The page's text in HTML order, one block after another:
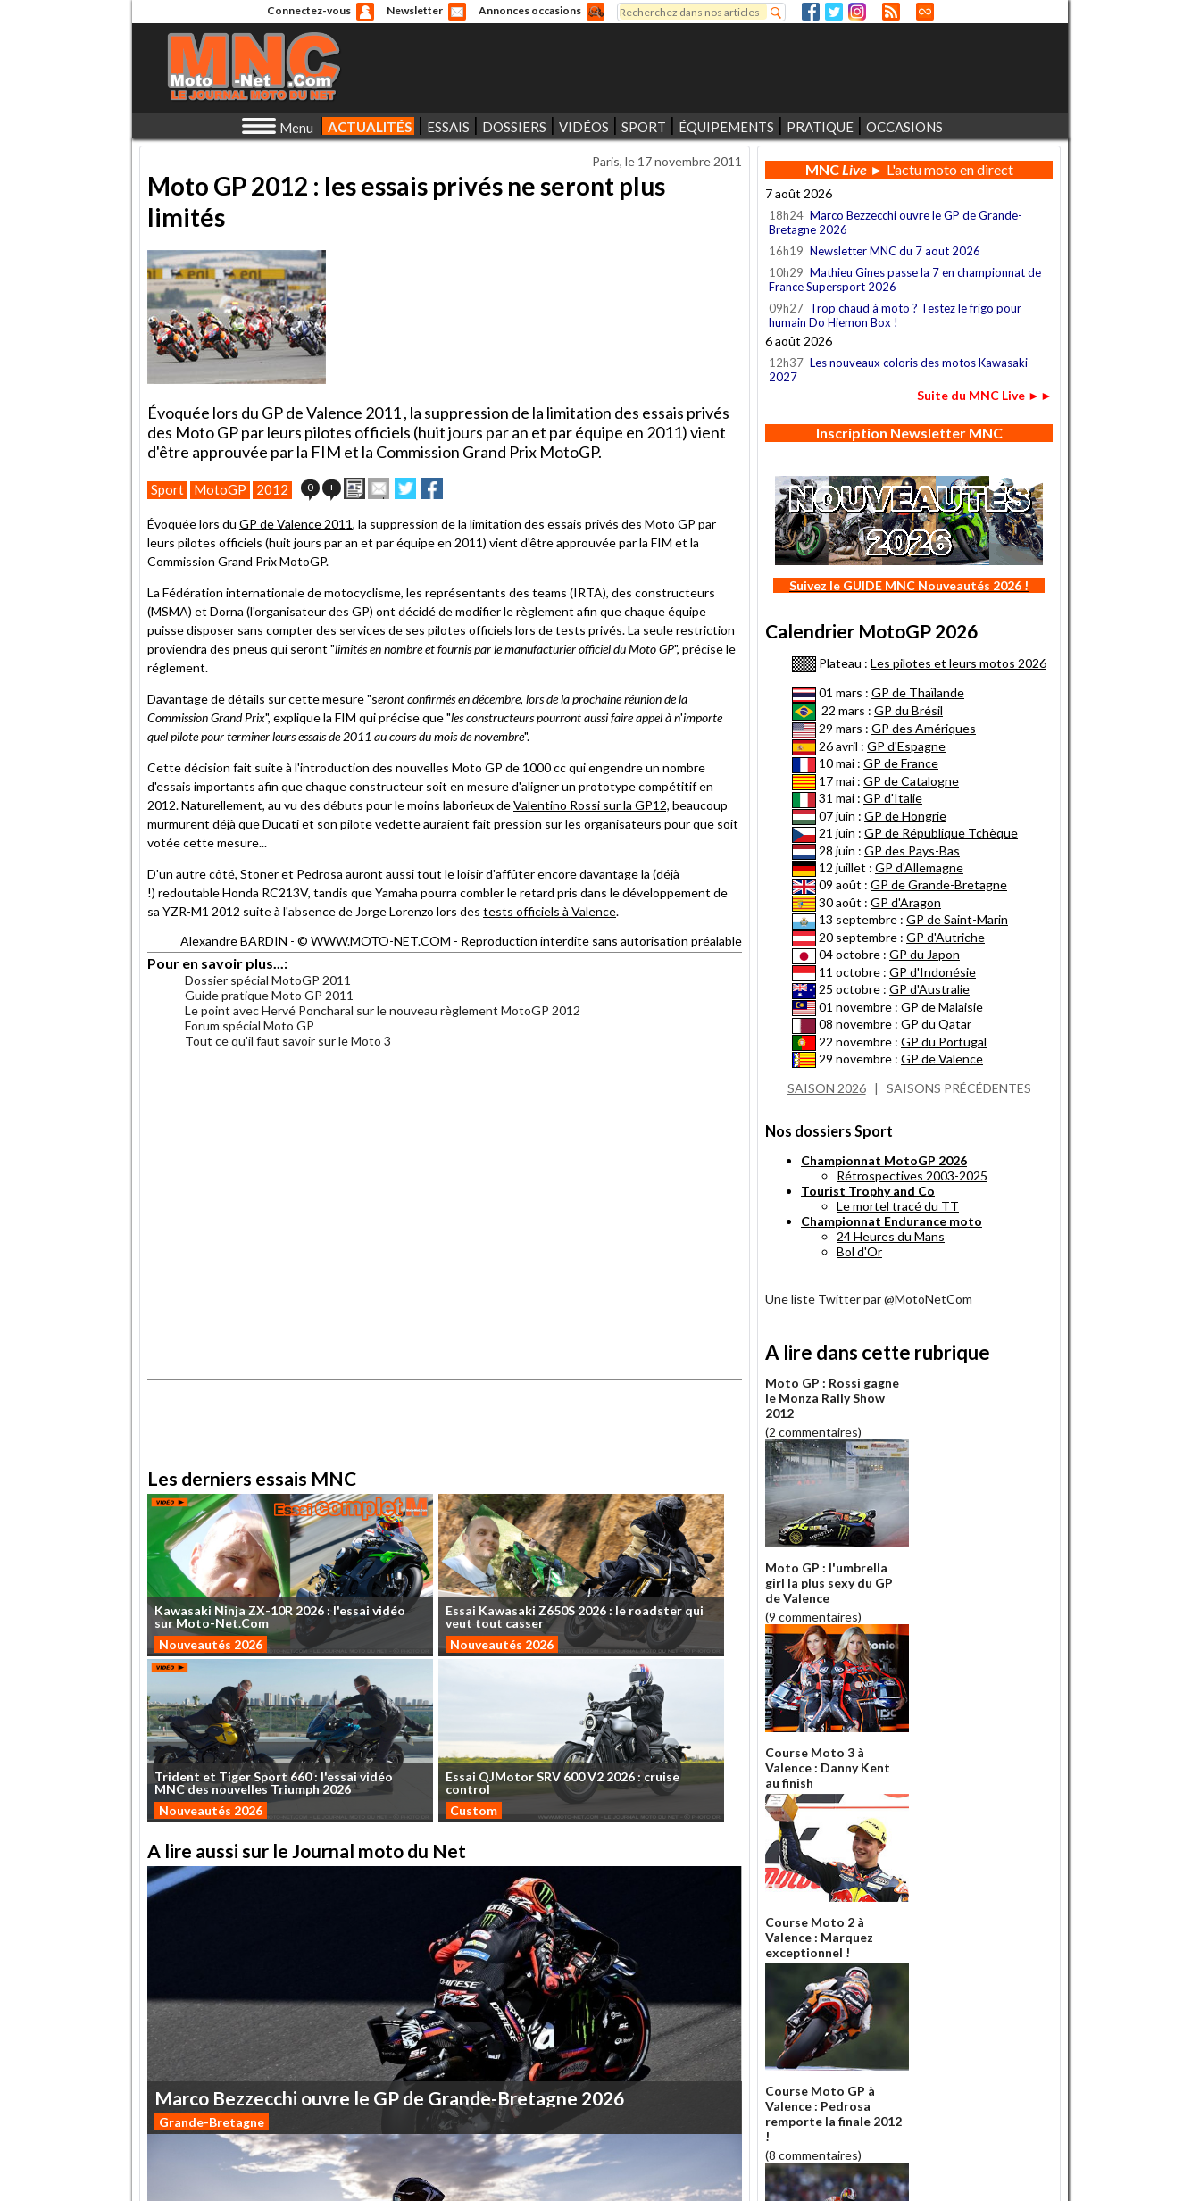
Connectez-vous Newsletter Annonces occasions
Formulaire de recherche
Rechercher
Menu ACTUALITÉS ESSAIS DOSSIERS VIDÉOS SPORT ÉQUIPEMENTS PRATIQUE OCCASIONS
Paris, le 17 novembre 2011
Moto GP 2012 : les essais privés ne seront plus
limités
Évoquée lors du GP de Valence 2011 , la suppression de la limitation des essais privés
des Moto GP par leurs pilotes officiels (huit jours par an et par équipe en 2011) vient
d'être approuvée par la FIM et la Commission Grand Prix MotoGP.
Sport MotoGP 2012 0 + ImprimerEnvoyer
cet
à
un
Partager
sur
sur
Évoquée lors du GP de Valence 2011, la suppression de la limitation des essais privés des Moto GP par
leurs pilotes officiels (huit jours par an et par équipe en 2011) vient d'être approuvée par la FIM et la
Commission Grand Prix MotoGP.
La Fédération internationale de motocyclisme, les représentants des teams (IRTA), des constructeurs
(MSMA) et Dorna (l'organisateur des GP) ont décidé de modifier le règlement afin que chaque équipe
puisse disposer sans compter des services de ses pilotes officiels lors de tests privés. La seule restriction
proviendra des pneus qui seront "limités en nombre et fournis par le manufacturier officiel du Moto GP", précise le
réglement.
Davantage de détails sur cette mesure "seront confirmés en décembre, lors de la prochaine réunion de la
Commission Grand Prix", explique la FIM qui précise que "les constructeurs pourront aussi faire appel à n'importe
quel pilote pour terminer leurs essais de 2011 au cours du mois de novembre".
Cette décision fait suite à l'introduction des nouvelles Moto GP de 1000 cc qui engendre un nombre
d'essais importants afin que chaque constructeur soit en mesure d'aligner un prototype compétitif en
2012. Naturellement, au vu des débuts pour le moins laborieux deValentino Rossi sur la GP12, beaucoup
murmurent déjà que Ducati et son pilote vedette auraient fait pression sur les organisateurs pour que soit
votée cette mesure...
D'un autre côté, Stoner et Pedrosa auront aussi tout le loisir d'affûter encore davantage la (déjà
!) redoutable Honda RC213V, tandis que Yamaha pourra combler le retard pris dans le développement de
sa YZR-M1 2012 suite à l'absence de Jorge Lorenzo lors des tests officiels à Valence.
Alexandre BARDIN - © WWW.MOTO-NET.COM - Reproduction interdite sans autorisation préalable
Pour en savoir plus...:
Dossier spécial MotoGP 2011
Guide pratique Moto GP 2011
Le point avec Hervé Poncharal sur le nouveau règlement MotoGP 2012
Forum spécial Moto GP
Tout ce qu'il faut savoir sur le Moto 3
Les derniers essais MNC
Kawasaki NinjaZX-10R 2026 : l'essai vidéo
sur Moto-Net.Com
Nouveautés 2026
Essai Kawasaki Z650S2026: le roadster qui
veut tout casser
Nouveautés 2026
Trident et TigerSport 660: l'essaividéo
MNCdesnouvelles Triumph2026
Nouveautés 2026
Essai QJMotorSRV 600V2 2026: cruise
control
Custom
A lire aussi sur le Journal moto du Net
Marco Bezzecchi ouvre le GP de Grande-Bretagne 2026
Grande-Bretagne
MNCLive► L'actu moto en direct
7 août 2026
18h24 Marco Bezzecchi ouvre le GP de Grande-
Bretagne 2026
16h19 Newsletter MNC du 7 aout 2026
10h29 Mathieu Gines passe la 7 en championnat de
France Supersport 2026
09h27 Trop chaud à moto ? Testez le frigo pour
humain Do Hiemon Box !
6 août 2026
12h37 Les nouveaux coloris des motos Kawasaki
2027
Suite du MNC Live ►►
Inscription Newsletter MNC
Suivez le GUIDE MNC Nouveautés 2026 !
Calendrier MotoGP 2026
Plateau : Les pilotes et leurs motos 2026
01 mars : GP de Thaïlande
22 mars : GP du Brésil
29 mars : GP des Amériques
26 avril : GP d'Espagne
10 mai : GP de France
17 mai : GP de Catalogne
31 mai : GP d'Italie
07 juin : GP de Hongrie
21 juin : GP de République Tchèque
28 juin : GP des Pays-Bas
12 juillet : GP d'Allemagne
09 août : GP de Grande-Bretagne
30 août : GP d'Aragon
13 septembre : GP de Saint-Marin
20 septembre : GP d'Autriche
04 octobre : GP du Japon
11 octobre : GP d'Indonésie
25 octobre : GP d'Australie
01 novembre : GP de Malaisie
08 novembre : GP du Qatar
22 novembre : GP du Portugal
29 novembre : GP de Valence
SAISON 2026| SAISONS PRÉCÉDENTES
Nos dossiers Sport
Championnat MotoGP 2026
Rétrospectives 2003-2025
Tourist Trophy and Co
Le mortel tracé du TT
Championnat Endurance moto
24 Heures du Mans
Bol d'Or
Une liste Twitter par @MotoNetCom
A lire dans cette rubrique
Moto GP : Rossi gagne
le Monza Rally Show
2012
(2 commentaires)
Moto GP : l'umbrella
girl la plus sexy du GP
de Valence
(9 commentaires)
Course Moto 3 à
Valence : Danny Kent
au finish
Course Moto 2 à
Valence : Marquez
exceptionnel !
Course Moto GP à
Valence : Pedrosa
remporte la finale 2012
!
(8 commentaires)